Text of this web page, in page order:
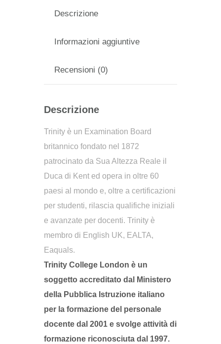
Descrizione
Informazioni aggiuntive
Recensioni (0)
Descrizione
Trinity è un Examination Board
britannico fondato nel 1872
patrocinato da Sua Altezza Reale il
Duca di Kent ed opera in oltre 60
paesi al mondo e, oltre a certificazioni
per studenti, rilascia qualifiche iniziali
e avanzate per docenti. Trinity è
membro di English UK, EALTA,
Eaquals.
Trinity College London è un
soggetto accreditato dal Ministero
della Pubblica Istruzione italiano
per la formazione del personale
docente dal 2001 e svolge attività di
formazione riconosciuta dal 1997.